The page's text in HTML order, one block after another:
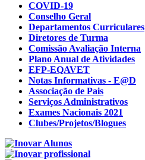
COVID-19
Conselho Geral
Departamentos Curriculares
Diretores de Turma
Comissão Avaliação Interna
Plano Anual de Atividades
EFP-EQAVET
Notas Informativas - E@D
Associação de Pais
Serviços Administrativos
Exames Nacionais 2021
Clubes/Projetos/Blogues